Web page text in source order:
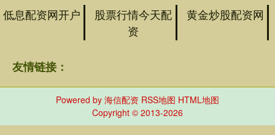
低息配资网开户
股票行情今天配
资
黄金炒股配资网
友情链接：
Powered by 海信配资 RSS地图 HTML地图
Copyright © 2013-2026